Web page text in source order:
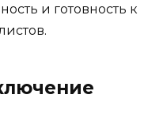
и готовность к